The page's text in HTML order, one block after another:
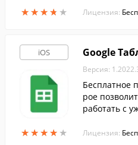
★★★★ ★
★★★★ ★
овать уже
Лицензия:
iOS
★★★★ ★
★★★★ ★
Google
Версия:
Бесплатное
рое
работать с
Лицензия: